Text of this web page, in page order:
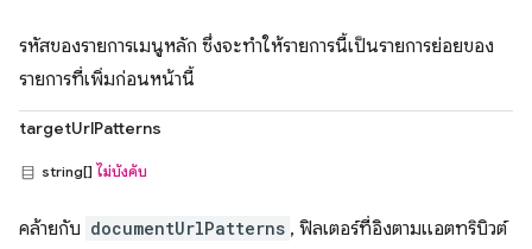
รหัสของรายการเมนูหลัก ซึ่งจะทำให้รายการนี้เป็นรายการย่อยของ
รายการที่เพิ่มก่อนหน้านี้
targetUrlPatterns
string[] ไม่บังคับ
คล้ายกับ documentUrlPatterns , ฟิลเตอร์ที่อิงตามแอตทริบิวต์